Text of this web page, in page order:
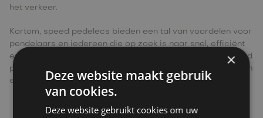
het verkeer.
Kortom, speed pedelecs bieden een tal van voordelen voor
pendelaars en iedereen die op zoek is naar snel, efficiënt
en milieuvriendelijk vervoer. Door te kiezen voor een speed
pedelec, kan je tijd en geld besparen terwijl u bijdraagt aan
een schonere planeet en een gezondere levensstijl.
×
Deze website maakt gebruik
van cookies.
Deze website gebruikt cookies om uw